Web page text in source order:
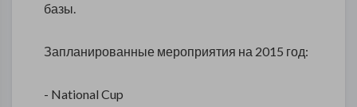
базы.
Запланированные мероприятия на 2015 год:
- National Cup